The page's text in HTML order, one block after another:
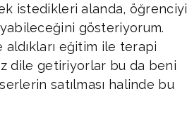
istedikleri alanda, öğrenciyi
gösteriyorum.
eğitim ile terapi
dile getiriyorlar bu da beni
satılması halinde bu